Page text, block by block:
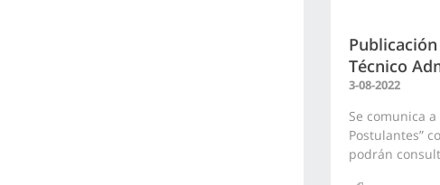
Técnico
3-08-2022
Se comunica
Postulantes”
podrán